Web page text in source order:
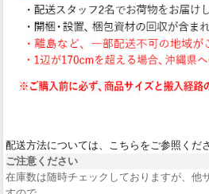
配送方法については、こちらをご参照くださ
ご注意ください
在庫数は随時チェックしておりますが、他